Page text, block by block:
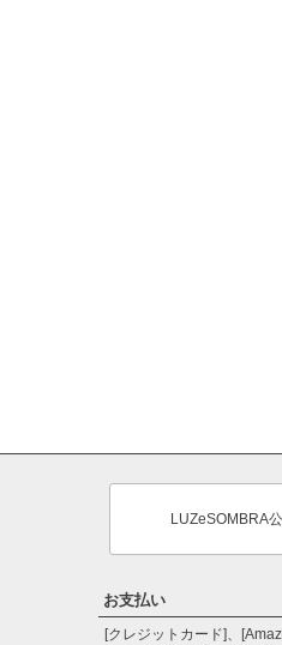
LUZeSOMBRA
お支払い
[クレジットカード]、